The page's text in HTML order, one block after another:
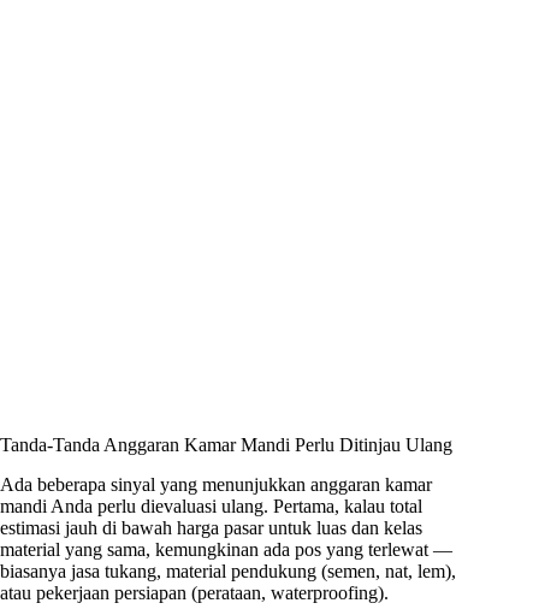
Tanda-Tanda Anggaran Kamar Mandi Perlu Ditinjau Ulang
Ada beberapa sinyal yang menunjukkan anggaran kamar
mandi Anda perlu dievaluasi ulang. Pertama, kalau total
estimasi jauh di bawah harga pasar untuk luas dan kelas
material yang sama, kemungkinan ada pos yang terlewat —
biasanya jasa tukang, material pendukung (semen, nat, lem),
atau pekerjaan persiapan (perataan, waterproofing).